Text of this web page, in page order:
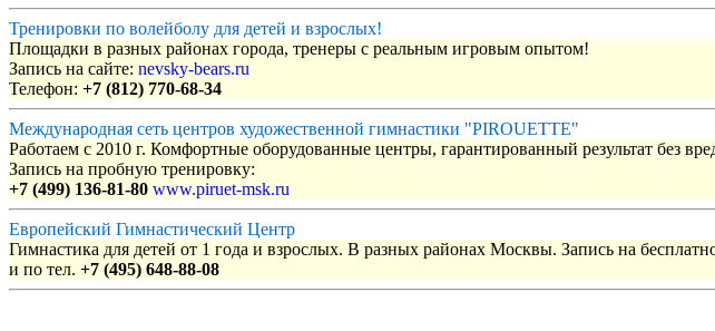
Тренировки по волейболу для детей и взрослых!
Площадки в разных районах города, тренеры с реальным игровым опытом!
Запись на сайте: nevsky-bears.ru
Телефон: +7 (812) 770-68-34
Международная сеть центров художественной гимнастики "PIROUETTE"
Работаем с 2010 г. Комфортные оборудованные центры, гарантированный результат без
Запись на пробную тренировку:
+7 (499) 136-81-80 www.piruet-msk.ru
Европейский Гимнастический Центр
Гимнастика для детей от 1 года и взрослых. В разных районах Москвы. Запись на
и по тел. +7 (495) 648-88-08